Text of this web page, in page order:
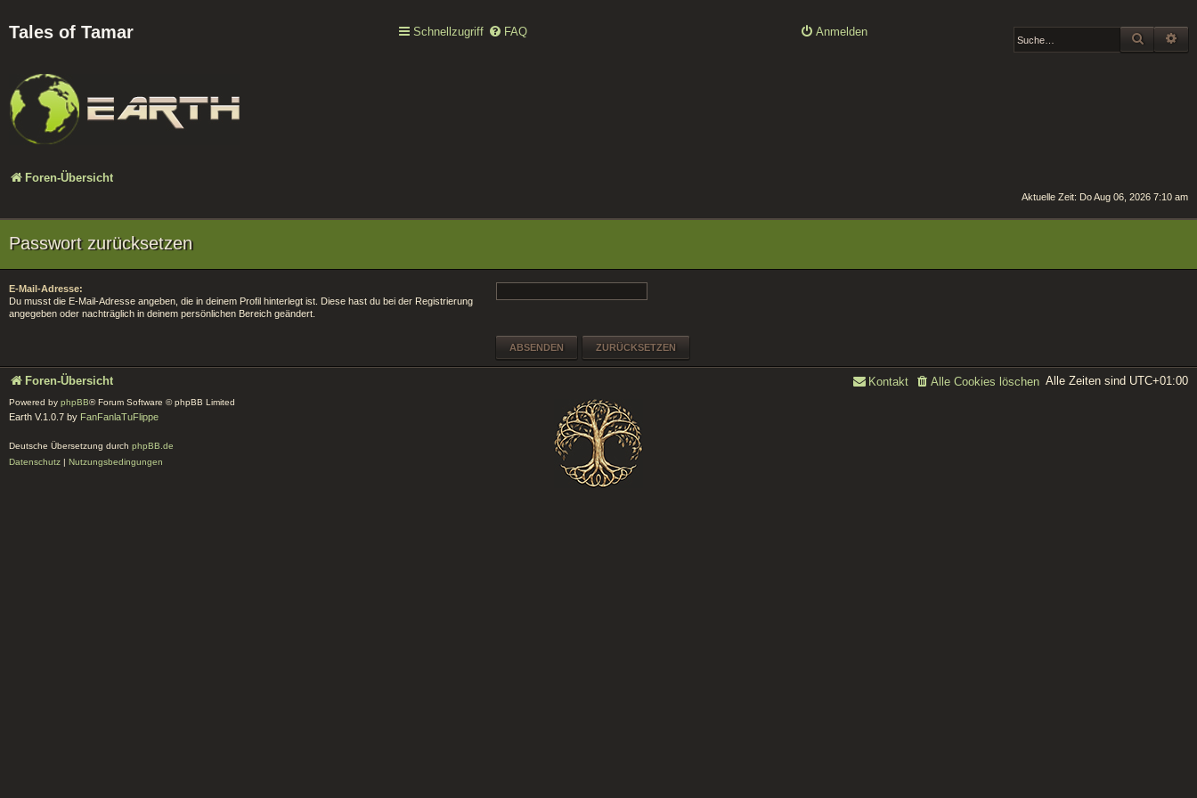
Tales of Tamar Schnellzugriff FAQ Anmelden SUCHE
Foren-Übersicht
Aktuelle Zeit: Do Aug 06, 2026 7:10 am
Passwort zurücksetzen
E-Mail-Adresse:
Du musst die E-Mail-Adresse angeben, die in deinem Profil hinterlegt ist. Diese hast du bei der Registrierung
angegeben oder nachträglich in deinem persönlichen Bereich geändert.
Foren-Übersicht Alle Zeiten sind UTC+01:00
Alle Cookies löschen
Kontakt
Powered by phpBB® Forum Software © phpBB Limited
Earth V.1.0.7 by FanFanlaTuFlippe
Deutsche Übersetzung durch phpBB.de
Datenschutz | Nutzungsbedingungen